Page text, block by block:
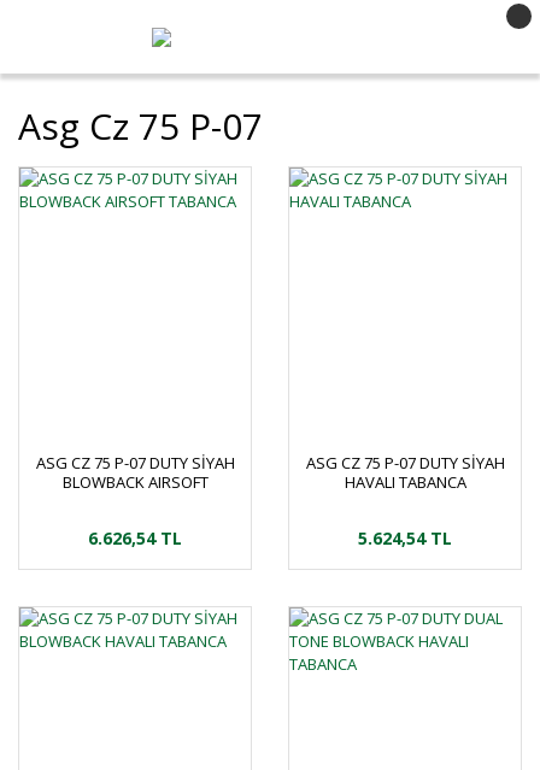
Asg Cz 75 P-07
ASG CZ 75 P-07 DUTY SİYAH
BLOWBACK AIRSOFT
6.626,54 TL
ASG CZ 75 P-07 DUTY SİYAH
HAVALI TABANCA
5.624,54 TL